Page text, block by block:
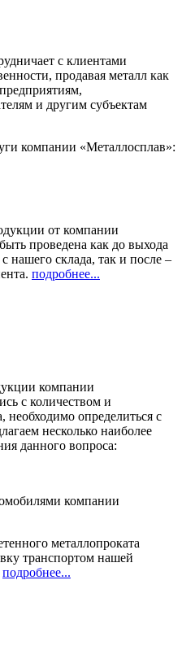
с клиентами
продавая металл как
и другим субъектам
компании «Металлосплав»:
от компании
проведена как до выхода
нашего склада, так и после –
подробнее...
компании
с количеством и
необходимо определиться с
несколько наиболее
данного вопроса:
компании
металлопроката
транспортом нашей
подробнее...